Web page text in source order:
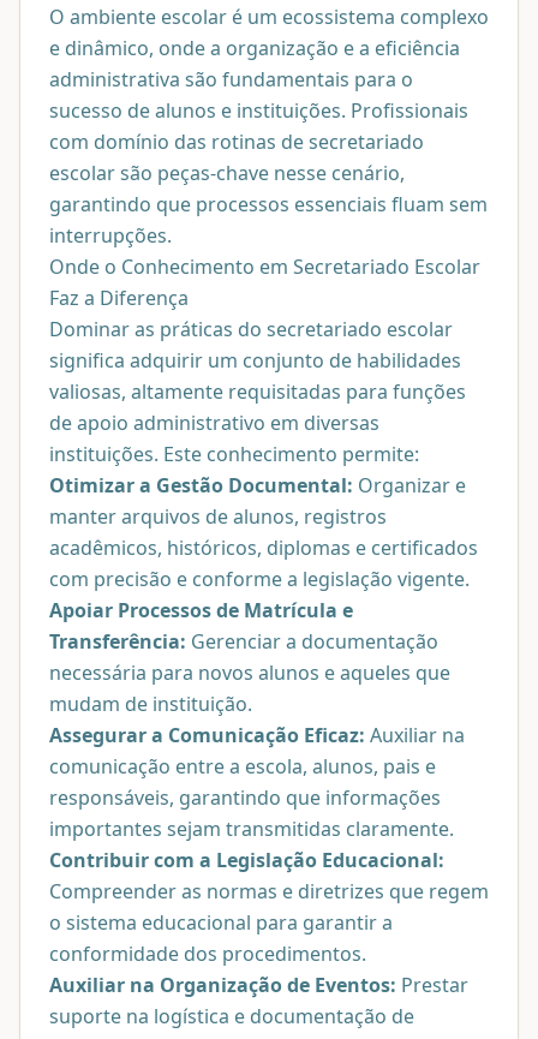
O ambiente escolar é um ecossistema complexo
e dinâmico, onde a organização e a eficiência
administrativa são fundamentais para o
sucesso de alunos e instituições. Profissionais
com domínio das rotinas de secretariado
escolar são peças-chave nesse cenário,
garantindo que processos essenciais fluam sem
interrupções.
Onde o Conhecimento em Secretariado Escolar
Faz a Diferença
Dominar as práticas do secretariado escolar
significa adquirir um conjunto de habilidades
valiosas, altamente requisitadas para funções
de apoio administrativo em diversas
instituições. Este conhecimento permite:
Otimizar a Gestão Documental: Organizar e
manter arquivos de alunos, registros
acadêmicos, históricos, diplomas e certificados
com precisão e conforme a legislação vigente.
Apoiar Processos de Matrícula e
Transferência: Gerenciar a documentação
necessária para novos alunos e aqueles que
mudam de instituição.
Assegurar a Comunicação Eficaz: Auxiliar na
comunicação entre a escola, alunos, pais e
responsáveis, garantindo que informações
importantes sejam transmitidas claramente.
Contribuir com a Legislação Educacional:
Compreender as normas e diretrizes que regem
o sistema educacional para garantir a
conformidade dos procedimentos.
Auxiliar na Organização de Eventos: Prestar
suporte na logística e documentação de